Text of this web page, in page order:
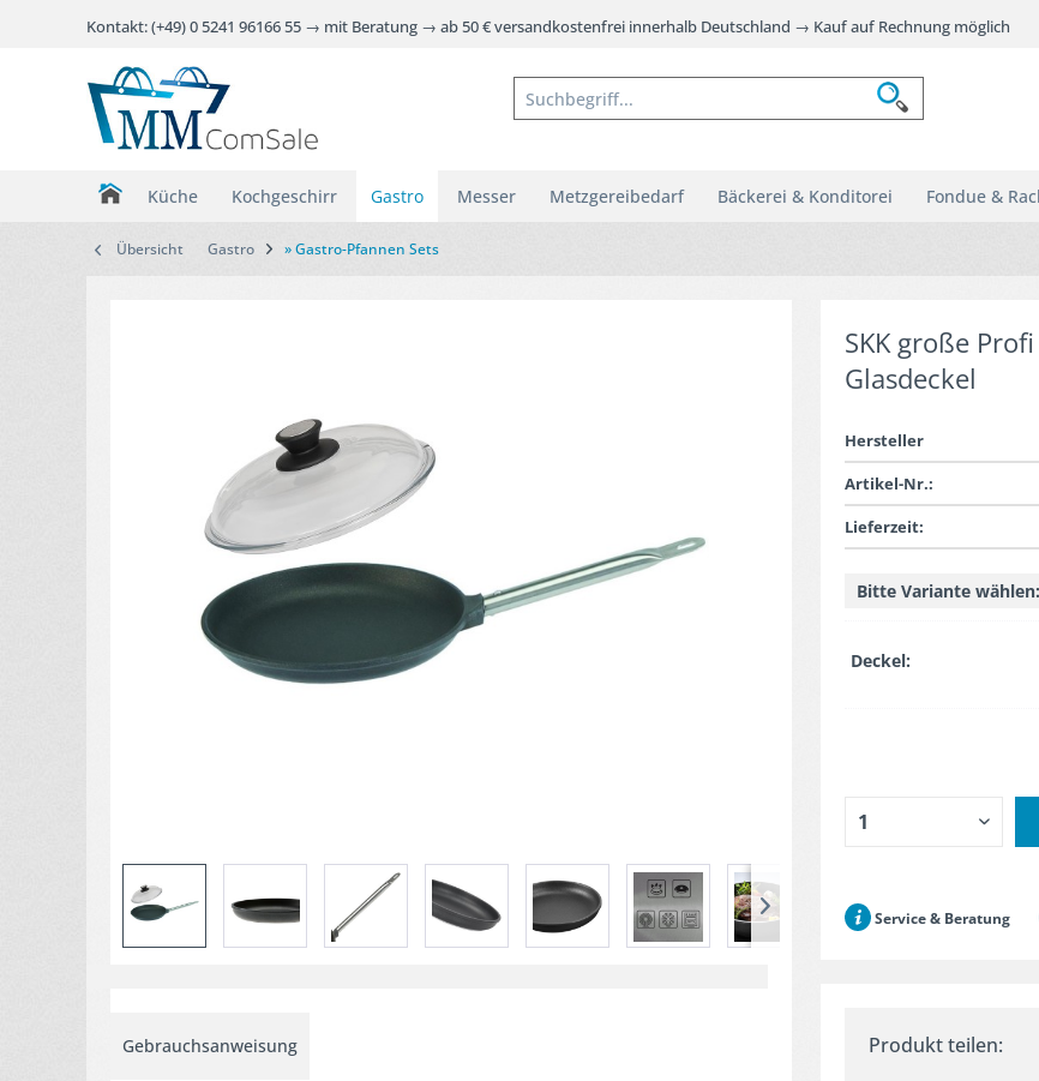
Kontakt: (+49) 0 5241 96166 55 → mit Beratung → ab 50 € versandkostenfrei innerhalb Deutschland → Kauf auf Rechnung möglich
Küche Kochgeschirr Gastro Messer Metzgereibedarf Bäckerei & Konditorei Fondue &
Übersicht Gastro » Gastro-Pfannen Sets
Gebrauchsanweisung
SKK große
Glasdeckel
Hersteller
Artikel-Nr.:
Lieferzeit:
Bitte Variante wählen:
Deckel:
Service & Beratung
Produkt teilen: